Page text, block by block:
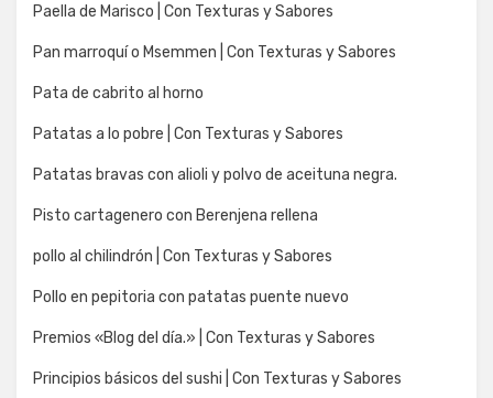
Paella de Marisco | Con Texturas y Sabores
Pan marroquí o Msemmen | Con Texturas y Sabores
Pata de cabrito al horno
Patatas a lo pobre | Con Texturas y Sabores
Patatas bravas con alioli y polvo de aceituna negra.
Pisto cartagenero con Berenjena rellena
pollo al chilindrón | Con Texturas y Sabores
Pollo en pepitoria con patatas puente nuevo
Premios «Blog del día.» | Con Texturas y Sabores
Principios básicos del sushi | Con Texturas y Sabores